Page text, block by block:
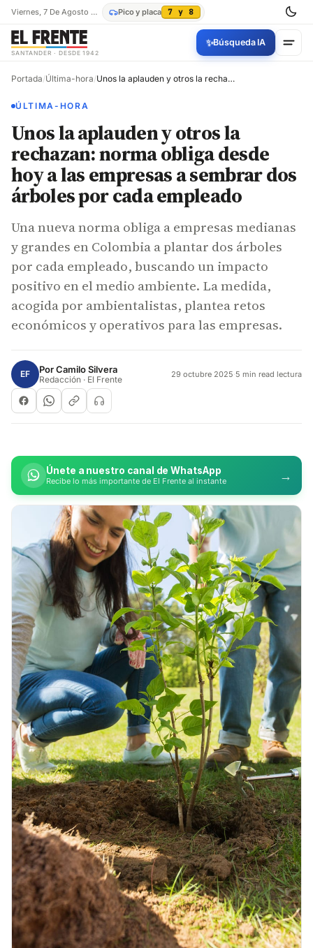
Viernes, 7 De Agosto De 2026 Pico y placa 7 y 8
SANTANDER · DESDE 1942
✨Búsqueda IA
Portada/Última-hora/ Unos la aplauden y otros la rechazan: norma obliga desde hoy a las empresas a sembrar dos árboles por cada empleado
ÚLTIMA-HORA
Unos la aplauden y otros la
rechazan: norma obliga desde
hoy a las empresas a sembrar dos
árboles por cada empleado
Una nueva norma obliga a empresas medianas
y grandes en Colombia a plantar dos árboles
por cada empleado, buscando un impacto
positivo en el medio ambiente. La medida,
acogida por ambientalistas, plantea retos
económicos y operativos para las empresas.
EF PorCamilo Silvera
Redacción · El Frente 29 octubre 2025·5 min read lectura
Únete a nuestro canal de WhatsApp
Recibe lo más importante de El Frente al instante →